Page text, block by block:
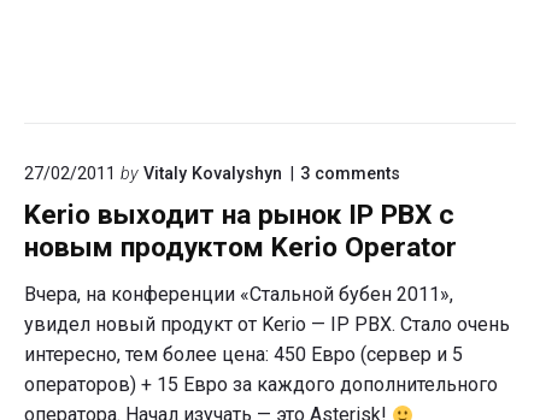
27/02/2011 by Vitaly Kovalyshyn 3 comments
выходит
рынок
PBX
с
новым
продуктом
Kerio
Operator"
Kerio выходит на рынок IP PBX с
новым продуктом Kerio Operator
Вчера, на конференции «Стальной бубен 2011»,
увидел новый продукт от Kerio — IP PBX. Стало очень
интересно, тем более цена: 450 Евро (сервер и 5
операторов) + 15 Евро за каждого дополнительного
оператора. Начал изучать — это Asterisk!